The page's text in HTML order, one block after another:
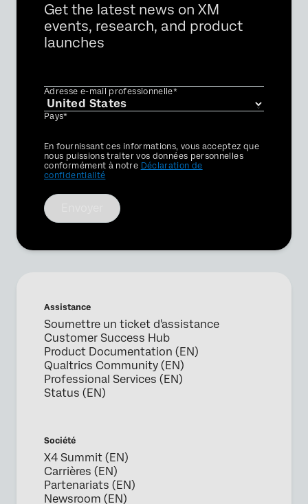
Get the latest news on XM
events, research, and product
launches
Adresse e-mail professionnelle*
Pays*
Privacy
Optin
En fournissant ces informations, vous acceptez que
nous puissions traiter vos données personnelles
conformément à notre Déclaration de
confidentialité
Assistance
Soumettre un ticket d'assistance
Customer Success Hub
Product Documentation (EN)
Qualtrics Community (EN)
Professional Services (EN)
Status (EN)
Société
X4 Summit (EN)
Carrières (EN)
Partenariats (EN)
Newsroom (EN)